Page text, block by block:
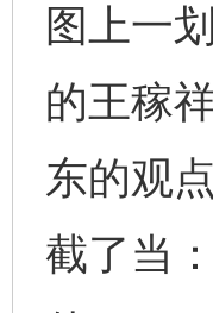
图上一
的王稼
东的观
截了当